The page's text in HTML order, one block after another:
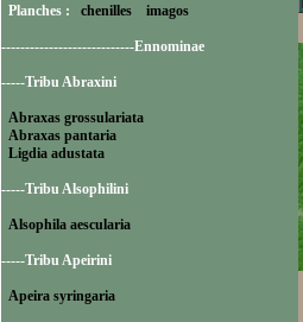
Planches : chenilles imagos
----------------------------Ennominae
-----Tribu Abraxini
Abraxas grossulariata
Abraxas pantaria
Ligdia adustata
-----Tribu Alsophilini
Alsophila aescularia
-----Tribu Apeirini
Apeira syringaria